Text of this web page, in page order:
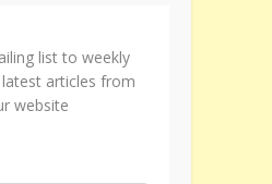
list to weekly
articles from
website